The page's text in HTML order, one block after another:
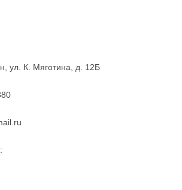
ул. К. Мяготина, д. 12Б